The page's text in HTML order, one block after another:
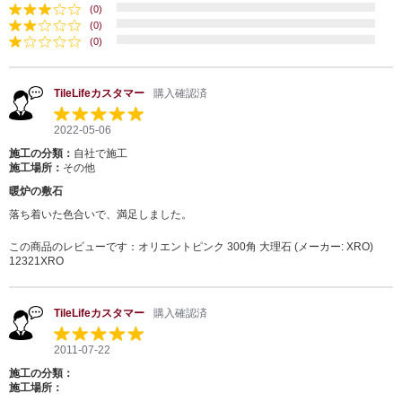
(0)
(0)
(0)
TileLifeカスタマー 購入確認済
2022-05-06
施工の分類： 自社で施工
施工場所： その他
暖炉の敷石
落ち着いた色合いで、満足しました。
この商品のレビューです： オリエントピンク 300角 大理石 (メーカー: XRO)
12321XRO
TileLifeカスタマー 購入確認済
2011-07-22
施工の分類：
施工場所：